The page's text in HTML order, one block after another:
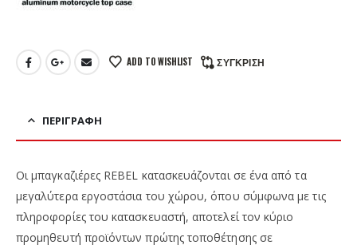
ADD TO WISHLIST ΣΎΓΚΡΙΣΗ
ΠΕΡΙΓΡΑΦΉ
Οι μπαγκαζιέρες REBEL κατασκευάζονται σε ένα από τα
μεγαλύτερα εργοστάσια του χώρου, όπου σύμφωνα με τις
πληροφορίες του κατασκευαστή, αποτελεί τον κύριο
προμηθευτή προϊόντων πρώτης τοποθέτησης σε